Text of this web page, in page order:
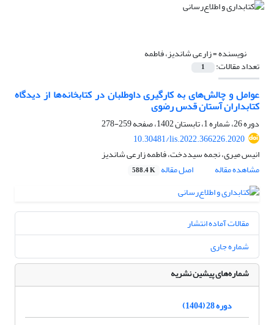
نویسنده =زارعی شاندیز، فاطمه
تعداد مقالات: 1
عوامل و چالش‌های به کارگیری داوطلبان در کتابخانه‌ها از دیدگاه
کتابداران آستان قدس رضوی
دوره 26، شماره 1، تابستان 1402، صفحه
259-278
10.30481/lis.2022.366226.2020
انیس میری، نجمه سیددخت، فاطمه زارعی شاندیز
مشاهده مقاله
اصل مقاله 588.4 K
مقالات آماده انتشار
شماره جاری
شماره‌های پیشین نشریه
دوره 28 (1404)